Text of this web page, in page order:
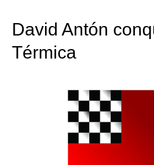
David Antón
Térmica